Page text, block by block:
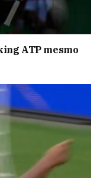
ATP mesmo